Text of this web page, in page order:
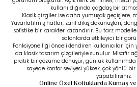
kullanıldığında çağdaş bir
Klasik çizgiler ise daha yumuşak geçişlere,
Yuvarlatılmış hatlar, zarif dikiş dokunuşları,
sofistike bir karakter kazandırır. Bu tarz
salonlarda etkileyici bir
Fonksiyonelliği önceliklendiren kullanıcılar için
da klasik tasarım çizgileriyle sunulur. Misafir
pratik bir çözüme dönüşür, günlük
sayede konfor seviyesi yüksek, çok yönlü
yapabilirsiniz.
Online Özel Koltuklarda Kumaş